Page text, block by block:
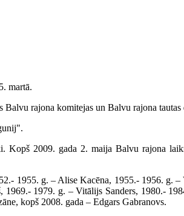
martā.
rajona komitejas un Balvu rajona tautas
2009. gada 2. maija Balvu rajona
1955. g. – Alise Kacēna, 1955.- 1956. g. –
1979. g. – Vitālijs Sanders, 1980.-
kopš 2008. gada – Edgars Gabranovs.